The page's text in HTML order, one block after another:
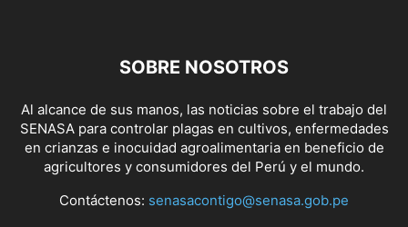
SOBRE NOSOTROS
Al alcance de sus manos, las noticias sobre el trabajo del
SENASA para controlar plagas en cultivos, enfermedades
en crianzas e inocuidad agroalimentaria en beneficio de
agricultores y consumidores del Perú y el mundo.
Contáctenos: senasacontigo@senasa.gob.pe